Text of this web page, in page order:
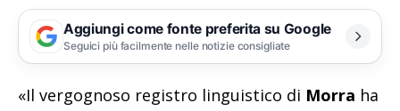
Aggiungi come fonte preferita su Google
Seguici più facilmente nelle notizie consigliate
«Il vergognoso registro linguistico di Morra ha